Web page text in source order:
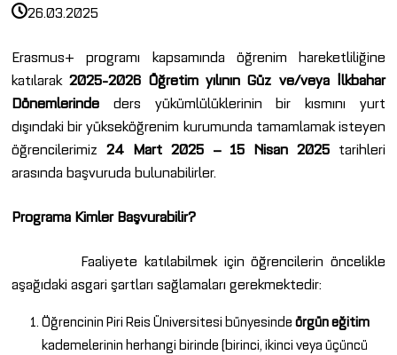
26.03.2025
Erasmus+ programı kapsamında öğrenim hareketliliğine
katılarak2025-2026 Öğretim yılının Güz ve/veya İlkbahar
Dönemlerindeders yükümlülüklerinin bir kısmını yurt
dışındaki bir yükseköğrenim kurumunda tamamlamak isteyen
öğrencilerimiz 24 Mart 2025 – 15 Nisan 2025 tarihleri
arasında başvuruda bulunabilirler.
Programa Kimler Başvurabilir?
Faaliyete katılabilmek için öğrencilerin öncelikle
aşağıdaki asgari şartları sağlamaları gerekmektedir:
Öğrencinin Piri Reis Üniversitesi bünyesindeörgün eğitim
kademelerinin herhangi birinde (birinci, ikinci veya üçüncü